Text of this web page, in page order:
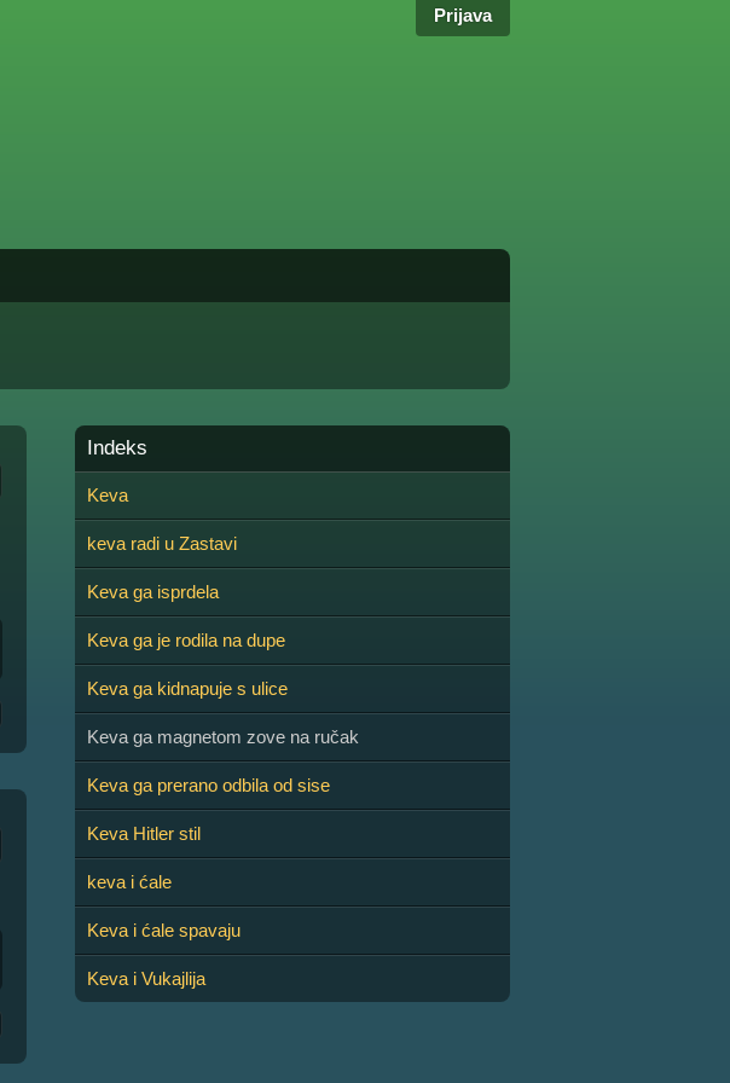
Prijava
Indeks
Keva
keva radi u Zastavi
Keva ga isprdela
Keva ga je rodila na dupe
Keva ga kidnapuje s ulice
Keva ga magnetom zove na ručak
Keva ga prerano odbila od sise
Keva Hitler stil
keva i ćale
Keva i ćale spavaju
Keva i Vukajlija